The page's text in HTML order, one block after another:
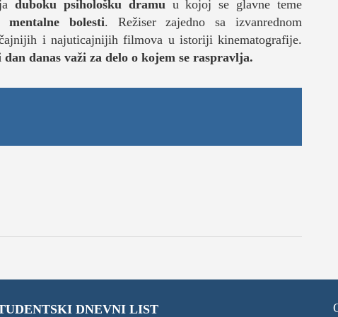
duboku psihološku dramuu kojoj se glavne teme
bolesti. Režiser zajedno sa izvanrednom
i najuticajnijih filmova u istoriji kinematografije.
dan danas važi za delo o kojem se raspravlja.
DNEVNI LIST